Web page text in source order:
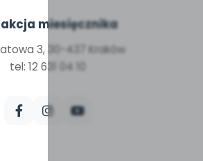
miesięcznika
3, 30-437 Kraków
tel: 12 631 04 10